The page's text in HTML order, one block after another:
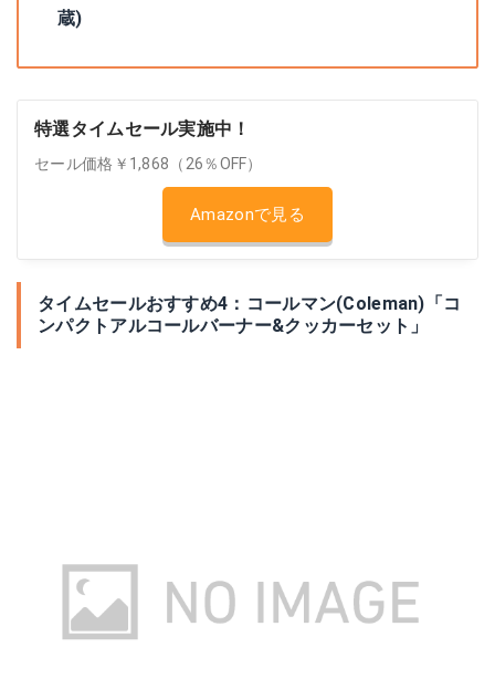
蔵)
特選タイムセール実施中！
セール価格￥1,868（26％OFF）
Amazonで見る
タイムセールおすすめ4：コールマン(Coleman)「コ
ンパクトアルコールバーナー&クッカーセット」